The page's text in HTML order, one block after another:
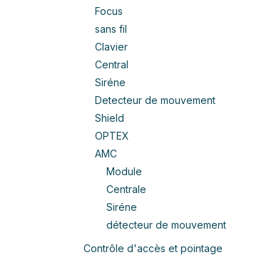
Focus
sans fil
Clavier
Central
Siréne
Detecteur de mouvement
Shield
OPTEX
AMC
Module
Centrale
Siréne
détecteur de mouvement
Contrôle d'accès et pointage